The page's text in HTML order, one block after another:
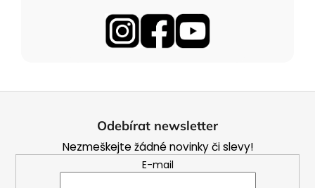
Odebírat newsletter
Nezmeškejte žádné novinky či slevy!
E-mail